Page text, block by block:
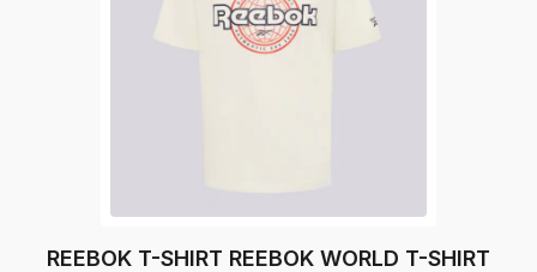
REEBOK T-SHIRT REEBOK WORLD T-SHIRT